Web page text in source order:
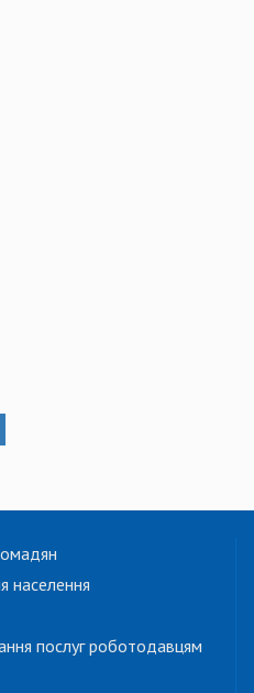
населення
послуг роботодавцям